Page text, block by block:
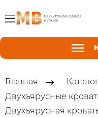
Главная
Двухъярусные
Двухъярусная